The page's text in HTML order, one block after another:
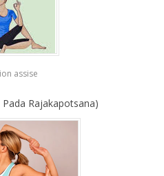
assise
Pada Rajakapotsana)